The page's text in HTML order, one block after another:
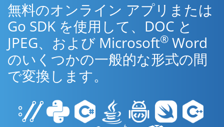
無料のオンライン アプリまたは
Go SDK を使用して、DOC と
JPEG、および Microsoft® Word
のいくつかの一般的な形式の間
で変換します。